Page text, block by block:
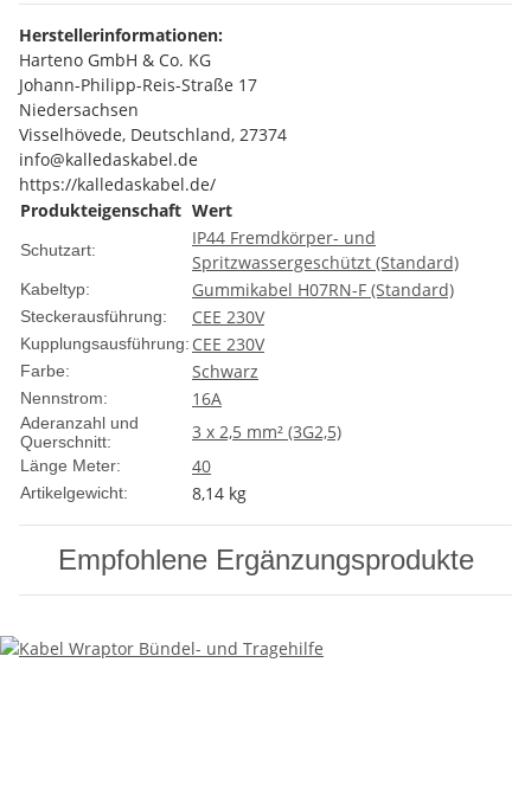
Herstellerinformationen:
Harteno GmbH & Co. KG
Johann-Philipp-Reis-Straße 17
Niedersachsen
Visselhövede, Deutschland, 27374
info@kalledaskabel.de
https://kalledaskabel.de/
Produkteigenschaft Wert
Schutzart:
IP44 Fremdkörper- und
Spritzwassergeschützt (Standard)
Kabeltyp: Gummikabel H07RN-F (Standard)
Steckerausführung: CEE 230V
Kupplungsausführung: CEE 230V
Farbe: Schwarz
Nennstrom: 16A
Aderanzahl und
Querschnitt:
3 x 2,5 mm² (3G2,5)
Länge Meter: 40
Artikelgewicht: 8,14 kg
Empfohlene Ergänzungsprodukte